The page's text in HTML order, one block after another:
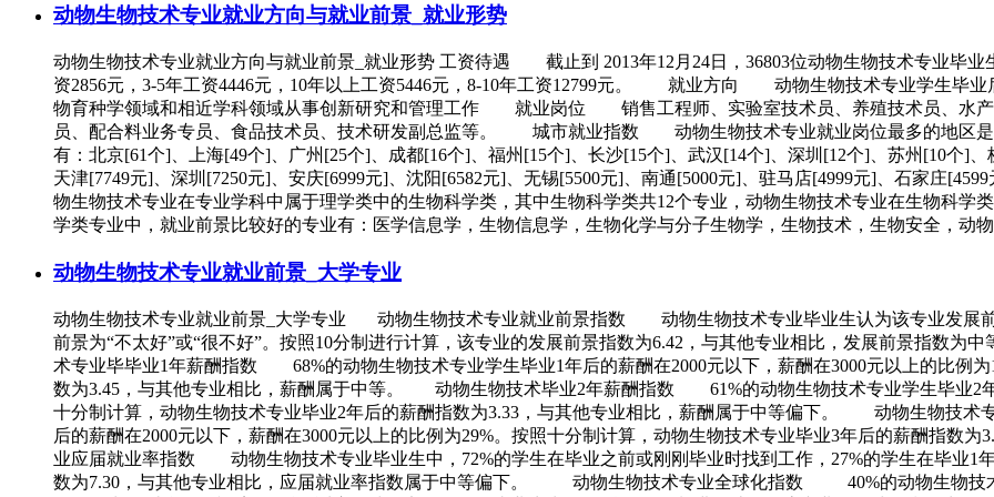
动物生物技术专业就业方向与就业前景_就业形势
动物生物技术专业就业方向与就业前景_就业形势 工资待遇 截止到 2013年12月24日，36803位动物生物技术专业毕业
资2856元，3-5年工资4446元，10年以上工资5446元，8-10年工资12799元。 就业方向 动物生物技术专业学生毕业
物育种学领域和相近学科领域从事创新研究和管理工作 就业岗位 销售工程师、实验室技术员、养殖技术员、水产
员、配合料业务专员、食品技术员、技术研发副总监等。 城市就业指数 动物生物技术专业就业岗位最多的地区
有：北京[61个]、上海[49个]、广州[25个]、成都[16个]、福州[15个]、长沙[15个]、武汉[14个]、深圳[12个]、苏州[10
天津[7749元]、深圳[7250元]、安庆[6999元]、沈阳[6582元]、无锡[5500元]、南通[5000元]、驻马店[4999元]、石家
物生物技术专业在专业学科中属于理学类中的生物科学类，其中生物科学类共12个专业，动物生物技术专业在生物科
学类专业中，就业前景比较好的专业有：医学信息学，生物信息学，生物化学与分子生物学，生物技术，生物安全，动
动物生物技术专业就业前景_大学专业
动物生物技术专业就业前景_大学专业 动物生物技术专业就业前景指数 动物生物技术专业毕业生认为该专业发展前
前景为“不太好”或“很不好”。按照10分制进行计算，该专业的发展前景指数为6.42，与其他专业相比，发展前景
术专业毕毕业1年薪酬指数 68%的动物生物技术专业学生毕业1年后的薪酬在2000元以下，薪酬在3000元以上的比例
数为3.45，与其他专业相比，薪酬属于中等。 动物生物技术毕业2年薪酬指数 61%的动物生物技术专业学生毕业2年
十分制计算，动物生物技术专业毕业2年后的薪酬指数为3.33，与其他专业相比，薪酬属于中等偏下。 动物生物技
后的薪酬在2000元以下，薪酬在3000元以上的比例为29%。按照十分制计算，动物生物技术专业毕业3年后的薪酬指
业应届就业率指数 动物生物技术专业毕业生中，72%的学生在毕业之前或刚刚毕业时找到工作，27%的学生在毕业1
数为7.30，与其他专业相比，应届就业率指数属于中等偏下。 动物生物技术专业全球化指数 40%的动物生物技术